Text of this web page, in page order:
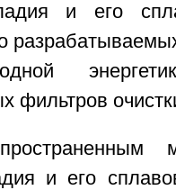
и его
фильтров
и его